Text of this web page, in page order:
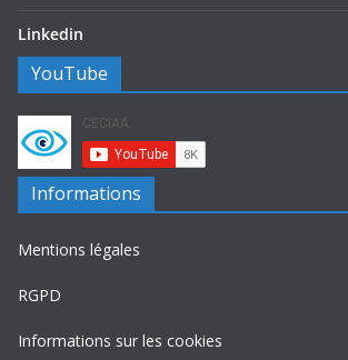
Linkedin
YouTube
Informations
Mentions légales
RGPD
Informations sur les cookies